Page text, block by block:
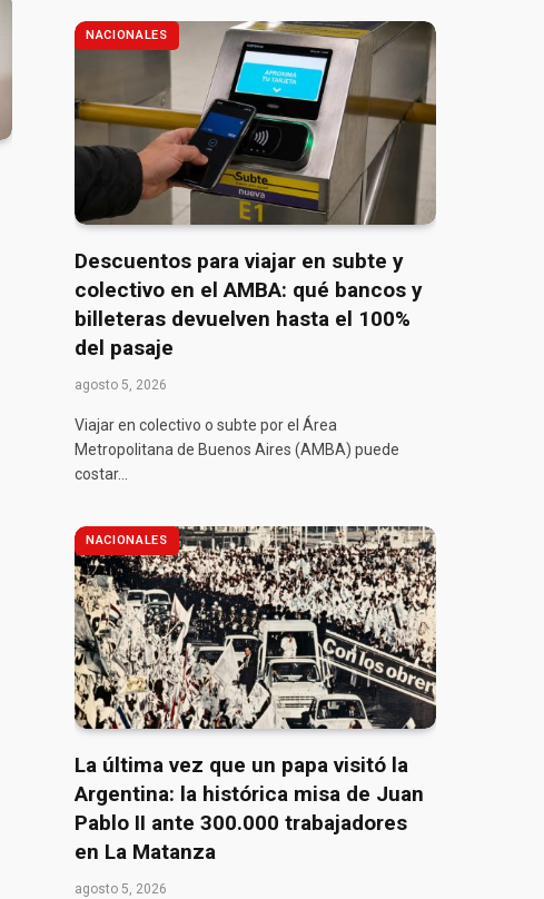
NACIONALES
Descuentos para viajar en subte y
colectivo en el AMBA: qué bancos y
billeteras devuelven hasta el 100%
del pasaje
agosto 5, 2026
Viajar en colectivo o subte por el Área
Metropolitana de Buenos Aires (AMBA) puede
costar…
NACIONALES
La última vez que un papa visitó la
Argentina: la histórica misa de Juan
Pablo II ante 300.000 trabajadores
en La Matanza
agosto 5, 2026